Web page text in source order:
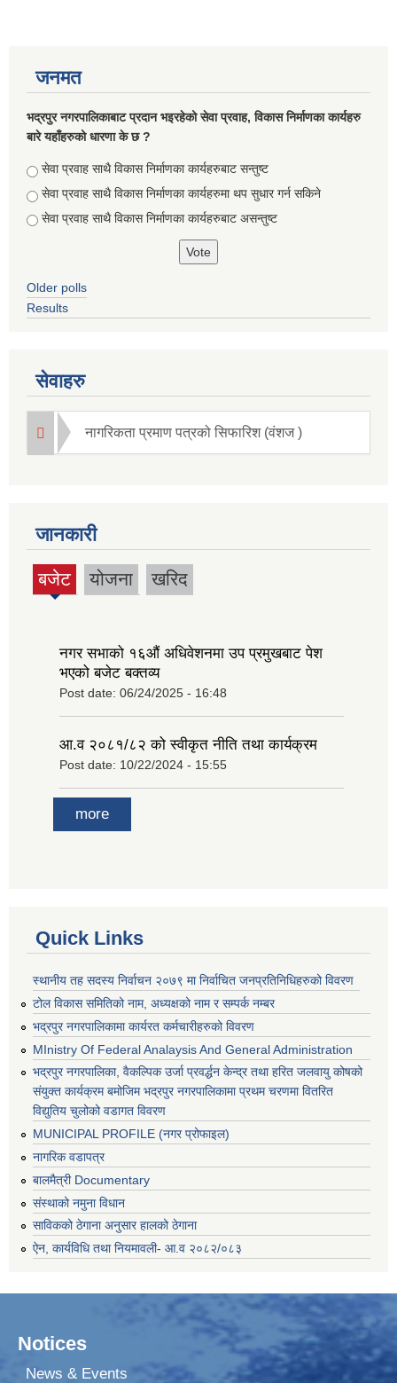
जनमत
भद्रपुर नगरपालिकाबाट प्रदान भइरहेको सेवा प्रवाह, विकास निर्माणका कार्यहरु
बारे यहाँहरुको धारणा के छ ?
Choices
सेवा प्रवाह साथै विकास निर्माणका कार्यहरुबाट सन्तुष्ट
सेवा प्रवाह साथै विकास निर्माणका कार्यहरुमा थप सुधार गर्न सकिने
सेवा प्रवाह साथै विकास निर्माणका कार्यहरुबाट असन्तुष्ट
Older polls
Results
सेवाहरु
नागरिकता प्रमाण पत्रको सिफारिश (वंशज )
जानकारी
बजेट
(active
योजना खरिद
नगर सभाको १६‍औं अधिवेशनमा उप प्रमुखबाट पेश
भएको बजेट बक्तव्य
Post date: 06/24/2025 - 16:48
आ.व २०८१/८२ को स्वीकृत नीति तथा कार्यक्रम
Post date: 10/22/2024 - 15:55
more
Quick Links
स्थानीय तह सदस्य निर्वाचन २०७९ मा निर्वाचित जनप्रतिनिधिहरुको विवरण
टोल विकास समितिको नाम, अध्यक्षको नाम र सम्पर्क नम्बर
भद्रपुर नगरपालिकामा कार्यरत कर्मचारीहरुको विवरण
MInistry Of Federal Analaysis And General Administration
भद्रपुर नगरपालिका, वैकल्पिक उर्जा प्रवर्द्धन केन्द्र तथा हरित जलवायु कोषको
संयुक्त कार्यक्रम बमोजिम भद्रपुर नगरपालिकामा प्रथम चरणमा वितरित
विद्युतिय चुलोको वडागत विवरण
MUNICIPAL PROFILE (नगर प्रोफाइल)
नागरिक वडापत्र
बालमैत्री Documentary
संस्थाको नमुना विधान
साविकको ठेगाना अनुसार हालको ठेगाना
ऐन, कार्यविधि तथा नियमावली- आ.व २०८२/०८३
Notices
News & Events